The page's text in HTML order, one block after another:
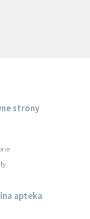
strony
apteka